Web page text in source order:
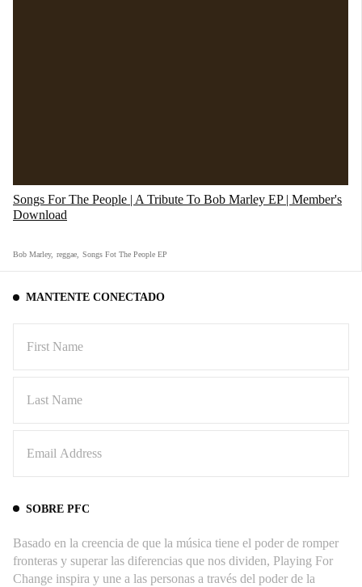
Songs For The People | A Tribute To Bob Marley EP | Member's
Download
Bob Marley, reggae Songs Fot The People EP
MANTENTE CONECTADO
SOBRE PFC
Basado en la creencia de que la música tiene el poder de romper
fronteras y superar las diferencias que nos dividen, Playing For
Change inspira y une a las personas a través del poder de la